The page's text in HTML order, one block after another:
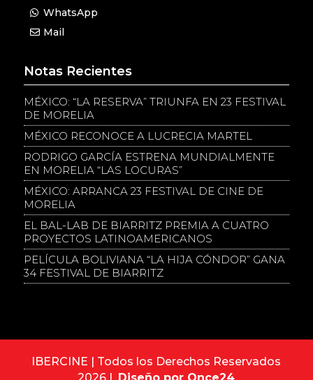
WhatsApp
Mail
Notas Recientes
MÉXICO: “LA RESERVA” TRIUNFA EN 23 FESTIVAL
DE MORELIA
MÉXICO RECONOCE A LUCRECIA MARTEL
RODRIGO GARCÍA ESTRENA MUNDIALMENTE
EN MORELIA “LAS LOCURAS”
MÉXICO: ARRANCA 23 FESTIVAL DE CINE DE
MORELIA
EL BAL-LAB DE BIARRITZ PREMIA A CUATRO
PROYECTOS LATINOAMERICANOS
PELÍCULA BOLIVIANA “LA HIJA CÓNDOR” GANA
34 FESTIVAL DE BIARRITZ
IBERCINE | Todos los Derechos Reservados
2026 | Diseño por Once24